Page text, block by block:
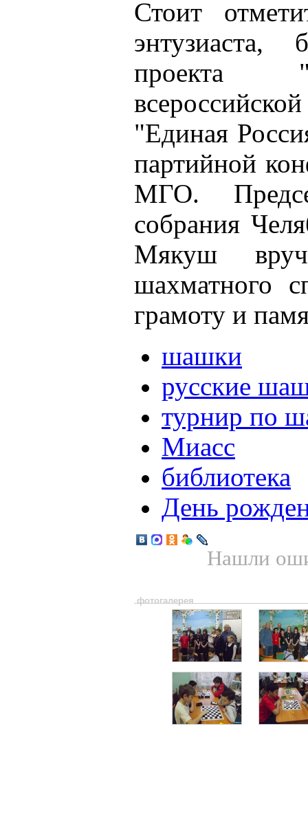
Стоит
энтузиаста,
проекта
"Единая
партийной
МГО.
собрания
Мякуш
шахматного
грамоту и
шашки
русские
турнир по
Миасс
библиотека
День
Нашли
фотогалерея